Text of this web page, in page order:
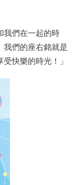
我們在一起的時
我們的座右銘就是
快樂的時光！」